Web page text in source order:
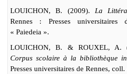
LOUICHON, B. (2009). La
Rennes : Presses universitaires
« Paiedeia ».
LOUICHON, B. & ROUXEL, A.
Corpus scolaire à la bibliothèque
Presses universitaires de Rennes, coll.